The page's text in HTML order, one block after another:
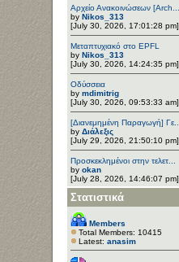
Αρχείο Ανακοινώσεων [Arch...
by Nikos_313
[July 30, 2026, 17:01:28 pm]
Μεταπτυχιακό στο EPFL
by Nikos_313
[July 30, 2026, 14:24:35 pm]
Οδύσσεια
by mdimitrig
[July 30, 2026, 09:53:33 am]
[Διανεμημένη Παραγωγή] Γε...
by Διάλεξις
[July 29, 2026, 21:50:10 pm]
Προσκεκλημένοι στην τελετ...
by okan
[July 28, 2026, 14:46:07 pm]
Στατιστικά
Members
Total Members: 10415
Latest: anasim